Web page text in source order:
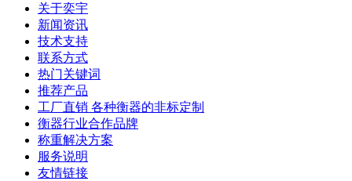
关于奕宇
新闻资讯
技术支持
联系方式
热门关键词
推荐产品
工厂直销 各种衡器的非标定制
衡器行业合作品牌
称重解决方案
服务说明
友情链接